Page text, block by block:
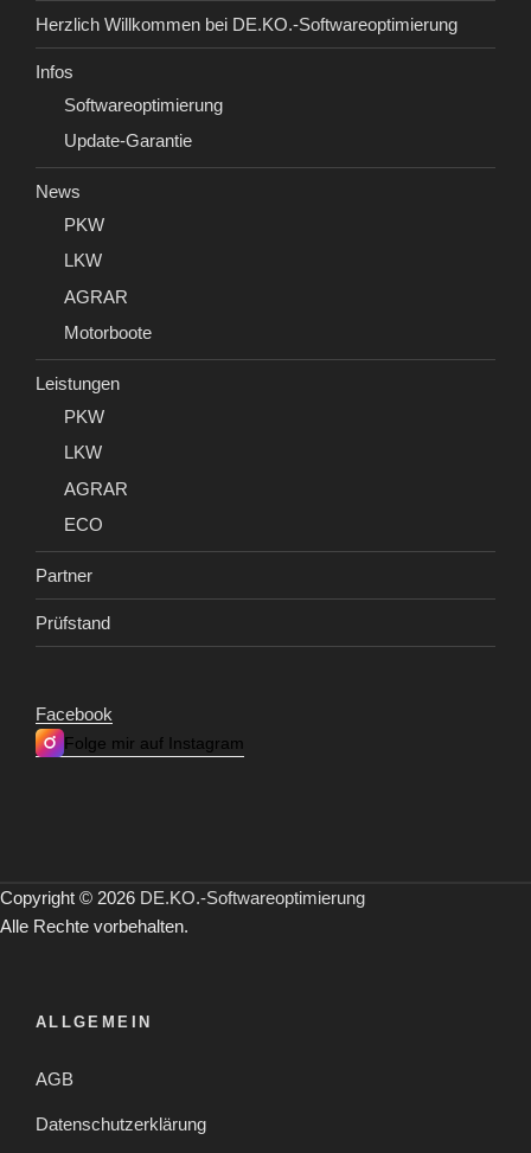
Herzlich Willkommen bei DE.KO.-Softwareoptimierung
Infos
Softwareoptimierung
Update-Garantie
News
PKW
LKW
AGRAR
Motorboote
Leistungen
PKW
LKW
AGRAR
ECO
Partner
Prüfstand
Facebook
Folge mir auf Instagram
Copyright © 2026 DE.KO.-Softwareoptimierung
Alle Rechte vorbehalten.
ALLGEMEIN
AGB
Datenschutzerklärung